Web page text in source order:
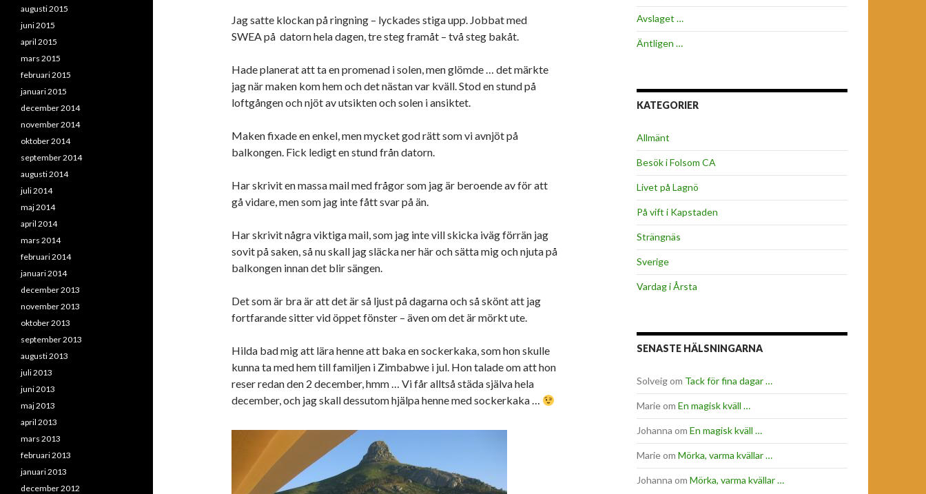
Jag satte klockan på ringning – lyckades stiga upp. Jobbat med
SWEA på datorn hela dagen, tre steg framåt – två steg bakåt.
Hade planerat att ta en promenad i solen, men glömde … det märkte
jag när maken kom hem och det nästan var kväll. Stod en stund på
loftgången och njöt av utsikten och solen i ansiktet.
Maken fixade en enkel, men mycket god rätt som vi avnjöt på
balkongen. Fick ledigt en stund från datorn.
Har skrivit en massa mail med frågor som jag är beroende av för att
gå vidare, men som jag inte fått svar på än.
Har skrivit några viktiga mail, som jag inte vill skicka iväg förrän jag
sovit på saken, så nu skall jag släcka ner här och sätta mig och njuta på
balkongen innan det blir sängen.
Det som är bra är att det är så ljust på dagarna och så skönt att jag
fortfarande sitter vid öppet fönster – även om det är mörkt ute.
Hilda bad mig att lära henne att baka en sockerkaka, som hon skulle
kunna ta med hem till familjen i Zimbabwe i jul. Hon talade om att hon
reser redan den 2 december, hmm … Vi får alltså städa själva hela
december, och jag skall dessutom hjälpa henne med sockerkaka …
Avslaget …
Äntligen …
KATEGORIER
Allmänt
Besök i Folsom CA
Livet på Lagnö
På vift i Kapstaden
Strängnäs
Sverige
Vardag i Årsta
SENASTE HÄLSNINGARNA
Solveigom Tack för fina dagar …
Marieom En magisk kväll …
Johanna om En magisk kväll …
Marieom Mörka, varma kvällar …
Johanna om Mörka, varma kvällar …
augusti 2015
juni 2015
april 2015
mars 2015
februari 2015
januari 2015
december 2014
november 2014
oktober 2014
september 2014
augusti 2014
juli 2014
maj 2014
april 2014
mars 2014
februari 2014
januari 2014
december 2013
november 2013
oktober 2013
september 2013
augusti 2013
juli 2013
juni 2013
maj 2013
april 2013
mars 2013
februari 2013
januari 2013
december 2012